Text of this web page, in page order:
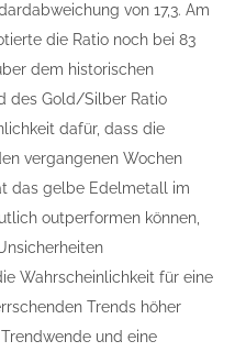
von 17,3. Am
die Ratio noch bei 83
dem historischen
des Gold/Silber Ratio
dafür, dass die
vergangenen Wochen
das gelbe Edelmetall im
outperformen können,
Wahrscheinlichkeit für eine
Trends höher
und eine